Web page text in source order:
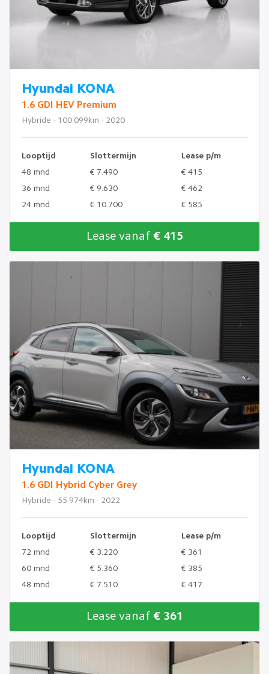
Hyundai KONA
1.6 GDI HEV Premium
Hybride · 100.099km · 2020
Looptijd Slottermijn
Lease p/m
48 mnd
€ 7.490
€ 415
36 mnd
€ 9.630
€ 462
24 mnd
€ 10.700 € 585
Lease vanaf € 415
Hyundai KONA
1.6 GDI Hybrid Cyber Grey
Hybride · 55.974km · 2022
Looptijd Slottermijn
Lease p/m
72 mnd
€ 3.220
€ 361
60 mnd
€ 5.360
€ 385
48 mnd
€ 7.510 € 417
Lease vanaf € 361